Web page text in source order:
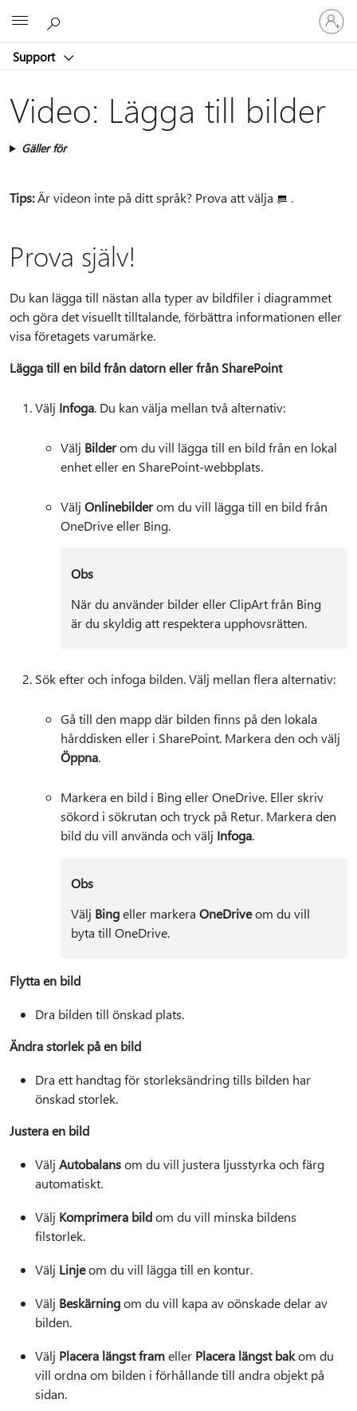
Support
Logga
in
på
konto
Video: Lägga till bilder
Gäller för
Tips:Är videon inte på ditt språk? Prova att välja .
Prova själv!
Du kan lägga till nästan alla typer av bildfiler i diagrammet
och göra det visuellt tilltalande, förbättra informationen eller
visa företagets varumärke.
Lägga till en bild från datorn eller från SharePoint
Välj Infoga. Du kan välja mellan två alternativ:
Välj Bilderom du vill lägga till en bild från en lokal
enhet eller en SharePoint-webbplats.
Välj Onlinebilderom du vill lägga till en bild från
OneDrive eller Bing.
Obs
När du använder bilder eller ClipArt från Bing
är du skyldig att respektera upphovsrätten.
Sök efter och infoga bilden. Välj mellan flera alternativ:
Gå till den mapp där bilden finns på den lokala
hårddisken eller i SharePoint. Markera den och välj
Öppna.
Markera en bild i Bing eller OneDrive. Eller skriv
sökord i sökrutan och tryck på Retur. Markera den
bild du vill använda och välj Infoga.
Obs
Välj Bingeller markera OneDriveom du vill
byta till OneDrive.
Flytta en bild
Dra bilden till önskad plats.
Ändra storlek på en bild
Dra ett handtag för storleksändring tills bilden har
önskad storlek.
Justera en bild
Välj Autobalansom du vill justera ljusstyrka och färg
automatiskt.
Välj Komprimera bildom du vill minska bildens
filstorlek.
Välj Linjeom du vill lägga till en kontur.
Välj Beskärningom du vill kapa av oönskade delar av
bilden.
Välj Placera längst frameller Placera längst bakom du
vill ordna om bilden i förhållande till andra objekt på
sidan.